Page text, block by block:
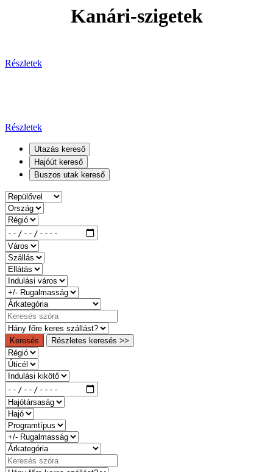
Kanári-szigetek
Részletek
Részletek
Utazás kereső
Hajóút kereső
Buszos utak kereső
Keresés Részletes keresés >>